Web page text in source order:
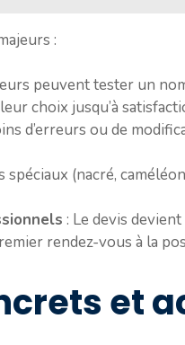
:
peuvent tester un
choix jusqu’à
d’erreurs ou de
spéciaux (nacré,
: Le devis
rendez-vous à la
et